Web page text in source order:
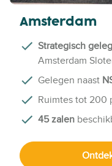
Amsterdam
Strategisch
Amsterdam
Gelegen naast
Ruimtes tot 200
45 zalen